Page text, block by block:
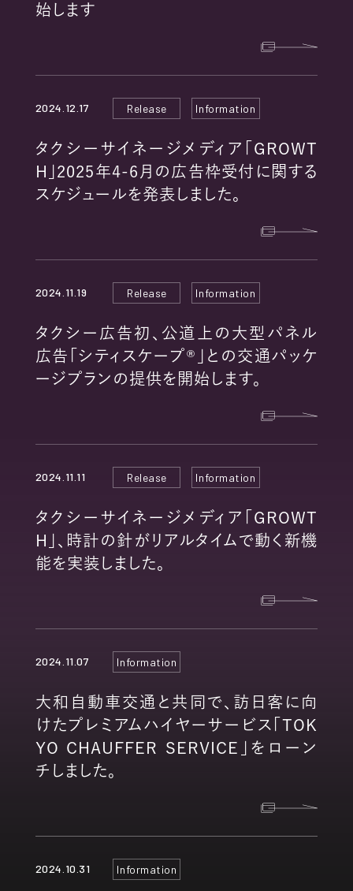
始します
2024.12.17 Release Information
タクシーサイネージメディア「GROWT
H」2025年4-6月の広告枠受付に関する
スケジュールを発表しました。
2024.11.19 Release Information
タクシー広告初、公道上の大型パネル
広告「シティスケープ®」との交通パッケ
ージプランの提供を開始します。
2024.11.11 Release Information
タクシーサイネージメディア「GROWT
H」、時計の針がリアルタイムで動く新機
能を実装しました。
2024.11.07 Information
大和自動車交通と共同で、訪日客に向
けたプレミアムハイヤーサービス「TOK
YO CHAUFFER SERVICE」をローン
チしました。
2024.10.31 Information